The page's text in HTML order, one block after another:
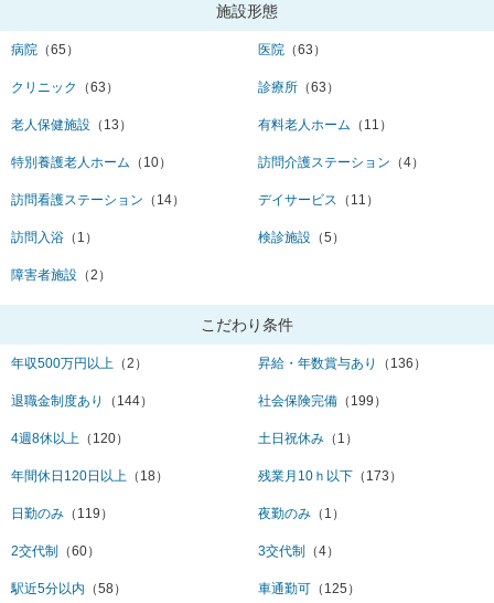
施設形態
病院 （65） 医院 （63）
クリニック （63） 診療所 （63）
老人保健施設 （13） 有料老人ホーム （11）
特別養護老人ホーム （10） 訪問介護ステーション （4）
訪問看護ステーション （14） デイサービス （11）
訪問入浴 （1） 検診施設 （5）
障害者施設 （2）
こだわり条件
年収500万円以上 （2） 昇給・年数賞与あり （136）
退職金制度あり （144） 社会保険完備 （199）
4週8休以上 （120） 土日祝休み （1）
年間休日120日以上 （18） 残業月10ｈ以下 （173）
日勤のみ （119） 夜勤のみ （1）
2交代制 （60） 3交代制 （4）
駅近5分以内 （58） 車通勤可 （125）